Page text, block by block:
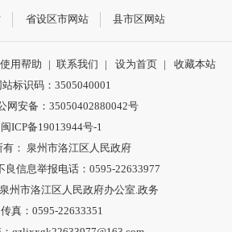
省设区市网站 县市区网站
使用帮助 | 联系我们 | 设为首页 |
收藏本站
站标识码：3505040001
网安备：35050402880042号
闽ICP备19013944号-1
有： 泉州市洛江区人民政府
良信息举报电话：0595-22633977
州市洛江区人民政府办公室.政务
传真：0595-22633351